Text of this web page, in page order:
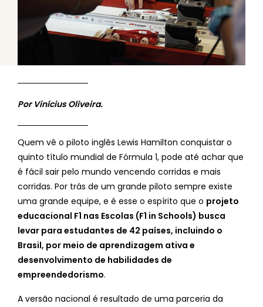
Por Vinícius Oliveira.
Quem vê o piloto inglês Lewis Hamilton conquistar o
quinto título mundial de Fórmula 1, pode até achar que
é fácil sair pelo mundo vencendo corridas e mais
corridas. Por trás de um grande piloto sempre existe
uma grande equipe, e é esse o espírito que o projeto
educacional F1 nas Escolas (F1 in Schools) busca
levar para estudantes de 42 países, incluindo o
Brasil, por meio de aprendizagem ativa e
desenvolvimento de habilidades de
empreendedorismo.
A versão nacional é resultado de uma parceria da